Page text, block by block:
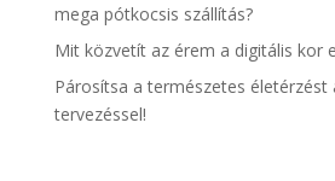
mega pótkocsis szállítás?
Mit közvetít az érem a digitális kor
Párosítsa a természetes életérzést
tervezéssel!